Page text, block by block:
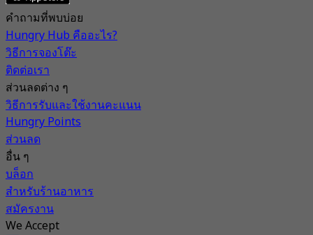
คำถามที่พบบ่อย
Hungry Hub คืออะไร?
วิธีการจองโต๊ะ
ติดต่อเรา
ส่วนลดต่าง ๆ
วิธีการรับและใช้งานคะแนน
Hungry Points
ส่วนลด
อื่น ๆ
บล็อก
สำหรับร้านอาหาร
สมัครงาน
We Accept